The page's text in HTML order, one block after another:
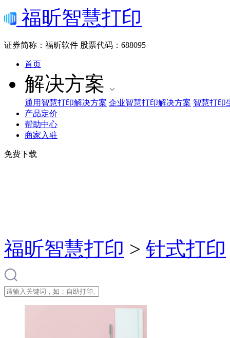
福昕智慧打印
证券简称：福昕软件 股票代码：688095
首页
解决方案
通用智慧打印解决方案 企业智慧打印解决方案 智慧打印
产品定价
帮助中心
商家入驻
免费下载
福昕智慧打印 > 针式打印